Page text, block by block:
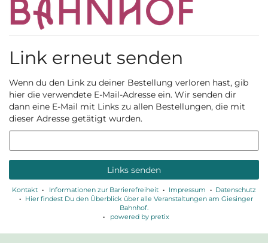
Link erneut senden
Wenn du den Link zu deiner Bestellung verloren hast, gib
hier die verwendete E-Mail-Adresse ein. Wir senden dir
dann eine E-Mail mit Links zu allen Bestellungen, die mit
dieser Adresse getätigt wurden.
E-
Mail
Links senden
Kontakt Informationen zur Barrierefreiheit Impressum
Datenschutz
Hier findest Du den Überblick über alle Veranstaltungen am Giesinger
Bahnhof.
powered by pretix